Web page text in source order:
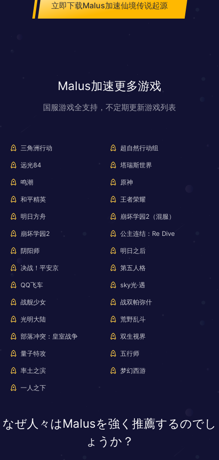
立即下载Malus加速仙境传说起源
Malus加速更多游戏
国服游戏全支持，不定期更新游戏列表
三角洲行动 超自然行动组
远光84 塔瑞斯世界
鸣潮 原神
和平精英 王者荣耀
明日方舟 崩坏学园2（混服）
崩坏学园2 公主连结：Re Dive
阴阳师 明日之后
决战！平安京 第五人格
QQ飞车 sky光·遇
战舰少女 战双帕弥什
光明大陆 荒野乱斗
部落冲突：皇室战争 双生视界
量子特攻 五行师
率土之滨 梦幻西游
一人之下
なぜ人々はMalusを強く推薦するのでし
ょうか？